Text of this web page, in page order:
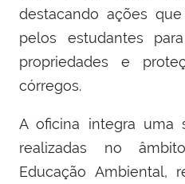
destacando ações
pelos estudantes
propriedades e
córregos.
A oficina integra uma
realizadas no
Educação Ambiental,